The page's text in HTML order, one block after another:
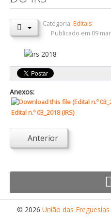
Prestação de Contas
DESTAQUES
Eventos
Notícias
Sondagens
ZêzereTV
SERVIÇOS
A Minha Rua
Qualidade da Água
Categoria:Editais
Publicado em 09
Anexos:
Edital n.º 03_2018 (IRS)
Anterior
© 2026 União das